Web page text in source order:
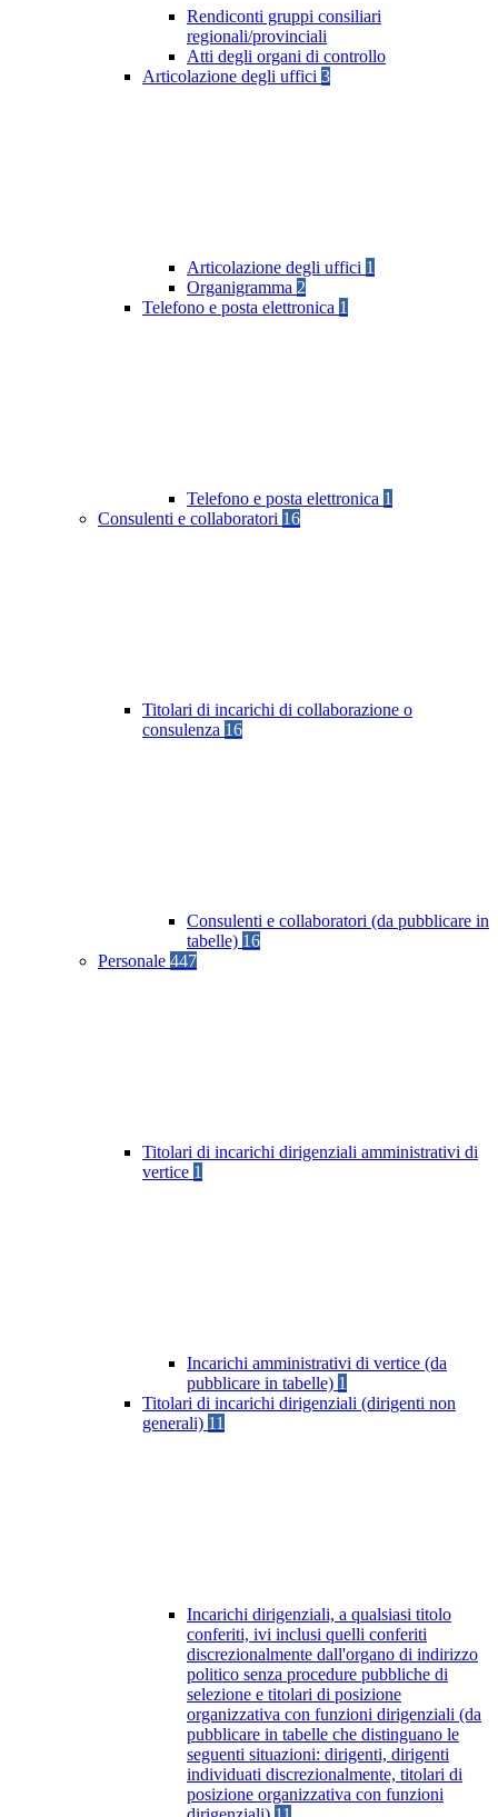
Rendiconti gruppi consiliari
regionali/provinciali
Atti degli organi di controllo
Articolazione degli uffici 3
Articolazione degli uffici 1
Organigramma 2
Telefono e posta elettronica 1
Telefono e posta elettronica 1
Consulenti e collaboratori 16
Titolari di incarichi di collaborazione o
consulenza 16
Consulenti e collaboratori (da pubblicare in
tabelle) 16
Personale 447
Titolari di incarichi dirigenziali amministrativi di
vertice 1
Incarichi amministrativi di vertice (da
pubblicare in tabelle) 1
Titolari di incarichi dirigenziali (dirigenti non
generali) 11
Incarichi dirigenziali, a qualsiasi titolo
conferiti, ivi inclusi quelli conferiti
discrezionalmente dall'organo di indirizzo
politico senza procedure pubbliche di
selezione e titolari di posizione
organizzativa con funzioni dirigenziali (da
pubblicare in tabelle che distinguano le
seguenti situazioni: dirigenti, dirigenti
individuati discrezionalmente, titolari di
posizione organizzativa con funzioni